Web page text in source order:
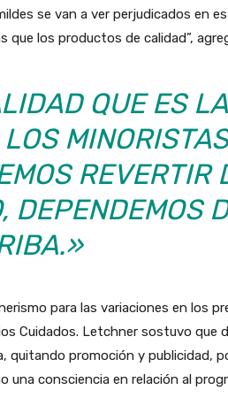
se van a ver perjudicados en
los productos de calidad”,
QUE ES
REVERTIR
DEPENDEMOS
para las variaciones en los
Cuidados. Letchner sostuvo que
quitando promoción y publicidad,
una consciencia en relación al